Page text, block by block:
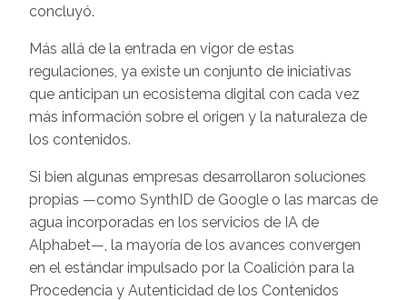
concluyó.
Más allá de la entrada en vigor de estas
regulaciones, ya existe un conjunto de iniciativas
que anticipan un ecosistema digital con cada vez
más información sobre el origen y la naturaleza de
los contenidos.
Si bien algunas empresas desarrollaron soluciones
propias —como SynthID de Google o las marcas de
agua incorporadas en los servicios de IA de
Alphabet—, la mayoría de los avances convergen
en el estándar impulsado por la Coalición para la
Procedencia y Autenticidad de los Contenidos